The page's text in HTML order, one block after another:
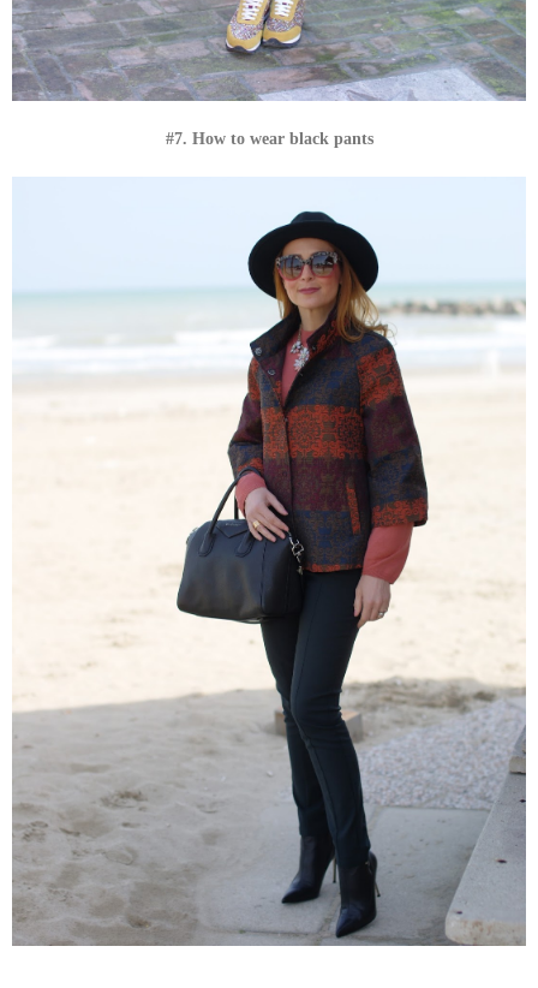
#7. How to wear black pants